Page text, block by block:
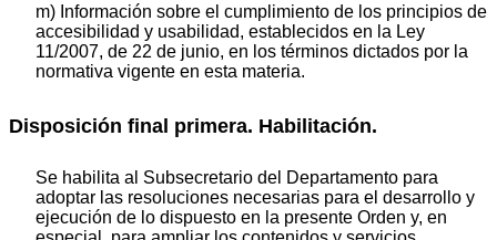
m) Información sobre el cumplimiento de los principios de
accesibilidad y usabilidad, establecidos en la Ley
11/2007, de 22 de junio, en los términos dictados por la
normativa vigente en esta materia.
Disposición final primera. Habilitación.
Se habilita al Subsecretario del Departamento para
adoptar las resoluciones necesarias para el desarrollo y
ejecución de lo dispuesto en la presente Orden y, en